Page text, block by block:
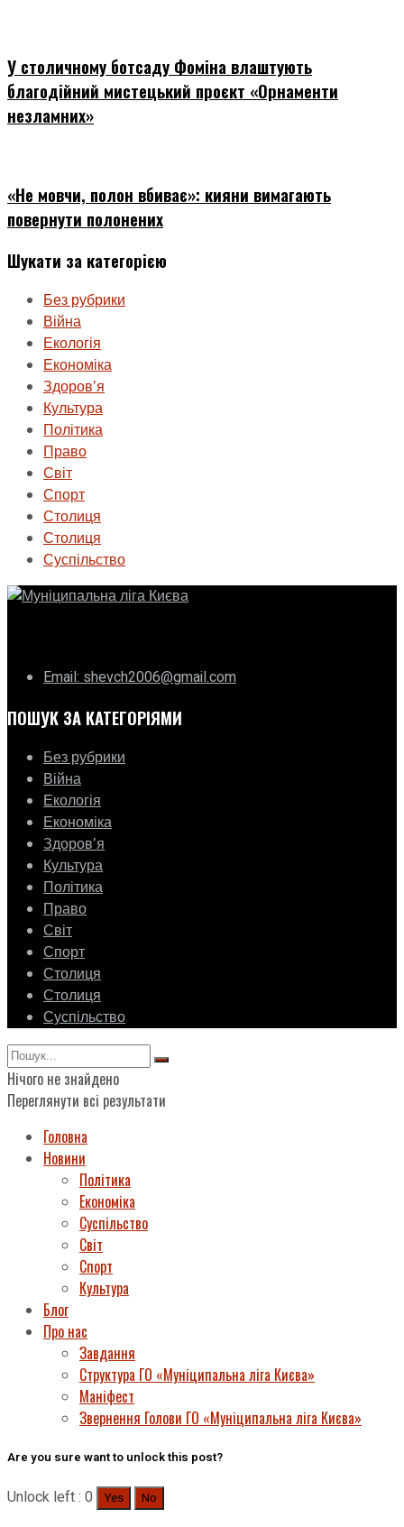
У столичному ботсаду Фоміна влаштують
благодійний мистецький проєкт «Орнаменти
незламних»
«Не мовчи, полон вбиває»: кияни вимагають
повернути полонених
Шукати за категорією
Без рубрики
Війна
Екологія
Економіка
Здоровʼя
Культура
Політика
Право
Світ
Спорт
Столиця
Столиця
Суспільство
Email: shevch2006@gmail.com
ПОШУК ЗА КАТЕГОРІЯМИ
Без рубрики
Війна
Екологія
Економіка
Здоровʼя
Культура
Політика
Право
Світ
Спорт
Столиця
Столиця
Суспільство
Нічого не знайдено
Переглянути всі результати
Головна
Новини
Політика
Економіка
Суспільство
Світ
Спорт
Культура
Блог
Про нас
Завдання
Структура ГО «Муніципальна ліга Києва»
Маніфест
Звернення Голови ГО «Муніципальна ліга Києва»
Are you sure want to unlock this post?
Unlock left : 0 Yes No